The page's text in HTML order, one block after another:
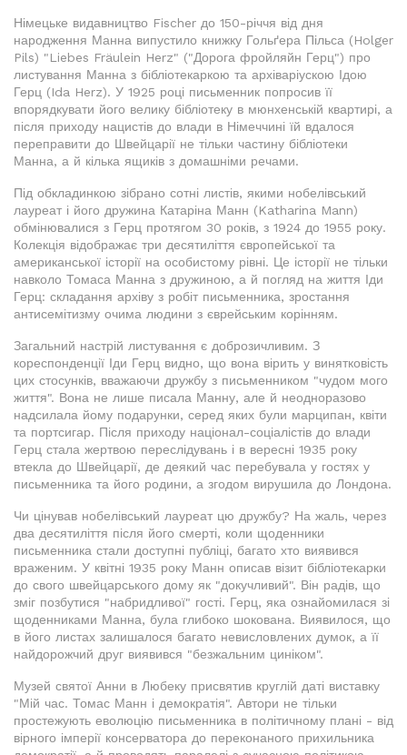
Німецьке видавництво Fischer до 150-річчя від дня
народження Манна випустило книжку Гольґера Пільса (Holger
Pils) "Liebes Fräulein Herz" ("Дорога фройляйн Герц") про
листування Манна з бібліотекаркою та архіваріускою Ідою
Герц (Ida Herz). У 1925 році письменник попросив її
впорядкувати його велику бібліотеку в мюнхенській квартирі, а
після приходу нацистів до влади в Німеччині їй вдалося
переправити до Швейцарії не тільки частину бібліотеки
Манна, а й кілька ящиків з домашніми речами.
Під обкладинкою зібрано сотні листів, якими нобелівський
лауреат і його дружина Катаріна Манн (Katharina Mann)
обмінювалися з Герц протягом 30 років, з 1924 до 1955 року.
Колекція відображає три десятиліття європейської та
американської історії на особистому рівні. Це історії не тільки
навколо Томаса Манна з дружиною, а й погляд на життя Іди
Герц: складання архіву з робіт письменника, зростання
антисемітизму очима людини з єврейським корінням.
Загальний настрій листування є доброзичливим. З
кореспонденції Іди Герц видно, що вона вірить у винятковість
цих стосунків, вважаючи дружбу з письменником "чудом мого
життя". Вона не лише писала Манну, але й неодноразово
надсилала йому подарунки, серед яких були марципан, квіти
та портсигар. Після приходу націонал-соціалістів до влади
Герц стала жертвою переслідувань і в вересні 1935 року
втекла до Швейцарії, де деякий час перебувала у гостях у
письменника та його родини, а згодом вирушила до Лондона.
Чи цінував нобелівський лауреат цю дружбу? На жаль, через
два десятиліття після його смерті, коли щоденники
письменника стали доступні публіці, багато хто виявився
враженим. У квітні 1935 року Манн описав візит бібліотекарки
до свого швейцарського дому як "докучливий". Він радів, що
зміг позбутися "набридливої" гості. Герц, яка ознайомилася зі
щоденниками Манна, була глибоко шокована. Виявилося, що
в його листах залишалося багато невисловлених думок, а її
найдорожчий друг виявився "безжальним циніком".
Музей святої Анни в Любеку присвятив круглій даті виставку
"Мій час. Томас Манн і демократія". Автори не тільки
простежують еволюцію письменника в політичному плані - від
вірного імперії консерватора до переконаного прихильника